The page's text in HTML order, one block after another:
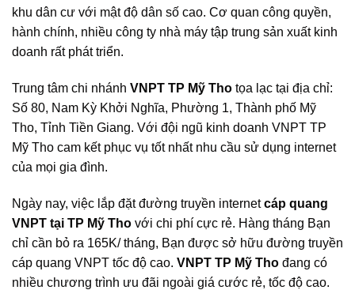
khu dân cư với mật độ dân số cao. Cơ quan công quyền,
hành chính, nhiều công ty nhà máy tập trung sản xuất kinh
doanh rất phát triển.
Trung tâm chi nhánh VNPT TP Mỹ Tho tọa lạc tại địa chỉ:
Số 80, Nam Kỳ Khởi Nghĩa, Phường 1, Thành phố Mỹ
Tho, Tỉnh Tiền Giang. Với đội ngũ kinh doanh VNPT TP
Mỹ Tho cam kết phục vụ tốt nhất nhu cầu sử dụng internet
của mọi gia đình.
Ngày nay, việc lắp đặt đường truyền internetcáp quang
VNPT tại TP Mỹ Tho với chi phí cực rẻ. Hàng tháng Bạn
chỉ cần bỏ ra 165K/ tháng, Bạn được sở hữu đường truyền
cáp quang VNPT tốc độ cao. VNPT TP Mỹ Tho đang có
nhiều chương trình ưu đãi ngoài giá cước rẻ, tốc độ cao.